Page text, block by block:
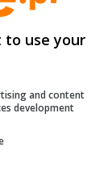
domu.
to use your
and content
development